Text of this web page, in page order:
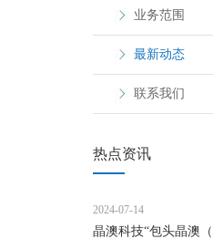
业务范围
最新动态
联系我们
热点资讯
2024-07-14
晶澳科技“包头晶澳